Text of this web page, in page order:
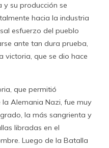
y su producción se
hacia la industria
esfuerzo del pueblo
ante tan dura prueba,
victoria, que se dio hace
que permitió
Alemania Nazi, fue muy
la más sangrienta y
libradas en el
Luego de la Batalla